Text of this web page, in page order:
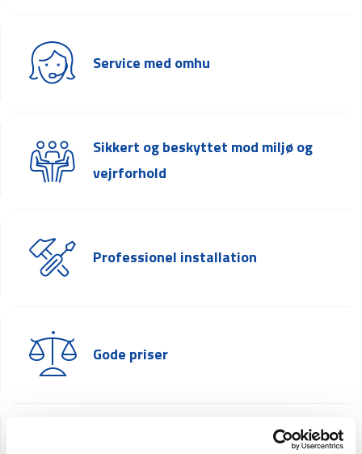
Service med omhu
Sikkert og beskyttet mod miljø og
vejrforhold
Professionel installation
Gode priser